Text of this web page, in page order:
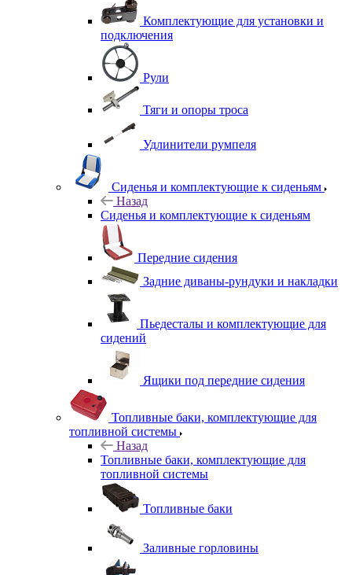
Комплектующие для установки и
подключения
Рули
Тяги и опоры троса
Удлинители румпеля
Сиденья и комплектующие к сиденьям
Назад
Сиденья и комплектующие к сиденьям
Передние сидения
Задние диваны-рундуки и накладки
Пьедесталы и комплектующие для
сидений
Ящики под передние сидения
Топливные баки, комплектующие для
топливной системы
Назад
Топливные баки, комплектующие для
топливной системы
Топливные баки
Заливные горловины